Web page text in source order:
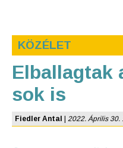
KÖZÉLET
Elballagtak
sok is
Fiedler Antal 2022. Április 30.